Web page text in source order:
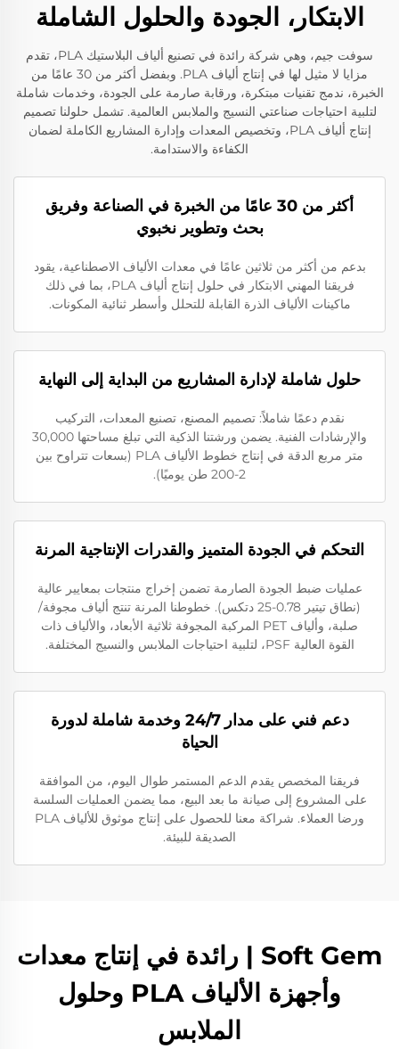
الابتكار، الجودة والحلول الشاملة
سوفت جيم، وهي شركة رائدة في تصنيع ألياف البلاستيك PLA، تقدم
مزايا لا مثيل لها في إنتاج ألياف PLA. وبفضل أكثر من 30 عامًا من
الخبرة، ندمج تقنيات مبتكرة، ورقابة صارمة على الجودة، وخدمات شاملة
لتلبية احتياجات صناعتي النسيج والملابس العالمية. تشمل حلولنا تصميم
إنتاج ألياف PLA، وتخصيص المعدات وإدارة المشاريع الكاملة لضمان
الكفاءة والاستدامة.
أكثر من 30 عامًا من الخبرة في الصناعة وفريق
بحث وتطوير نخبوي
بدعم من أكثر من ثلاثين عامًا في معدات الألياف الاصطناعية، يقود
فريقنا المهني الابتكار في حلول إنتاج ألياف PLA، بما في ذلك
ماكينات الألياف الذرة القابلة للتحلل وأسطر ثنائية المكونات.
حلول شاملة لإدارة المشاريع من البداية إلى النهاية
نقدم دعمًا شاملاً: تصميم المصنع، تصنيع المعدات، التركيب
والإرشادات الفنية. يضمن ورشتنا الذكية التي تبلغ مساحتها 30,000
متر مربع الدقة في إنتاج خطوط الألياف PLA (بسعات تتراوح بين
2-200 طن يوميًا).
التحكم في الجودة المتميز والقدرات الإنتاجية المرنة
عمليات ضبط الجودة الصارمة تضمن إخراج منتجات بمعايير عالية
(نطاق تيتير 0.78-25 دتكس). خطوطنا المرنة تنتج ألياف مجوفة/
صلبة، وألياف PET المركبة المجوفة ثلاثية الأبعاد، والألياف ذات
القوة العالية PSF، لتلبية احتياجات الملابس والنسيج المختلفة.
دعم فني على مدار 24/7 وخدمة شاملة لدورة
الحياة
فريقنا المخصص يقدم الدعم المستمر طوال اليوم، من الموافقة
على المشروع إلى صيانة ما بعد البيع، مما يضمن العمليات السلسة
ورضا العملاء. شراكة معنا للحصول على إنتاج موثوق للألياف PLA
الصديقة للبيئة.
Soft Gem | رائدة في إنتاج معدات
وأجهزة الألياف PLA وحلول
الملابس